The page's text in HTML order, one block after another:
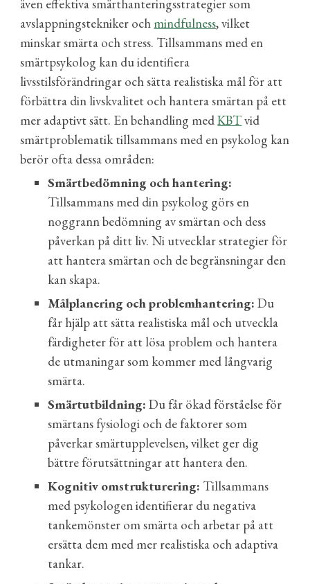
även effektiva smärthanteringsstrategier som
avslappningstekniker och mindfulness, vilket
minskar smärta och stress. Tillsammans med en
smärtpsykolog kan du identifiera
livsstilsförändringar och sätta realistiska mål för att
förbättra din livskvalitet och hantera smärtan på ett
mer adaptivt sätt. En behandling medKBTvid
smärtproblematik tillsammans med en psykolog kan
berör ofta dessa områden:
Smärtbedömning och hantering:
Tillsammans med din psykolog görs en
noggrann bedömning av smärtan och dess
påverkan på ditt liv. Ni utvecklar strategier för
att hantera smärtan och de begränsningar den
kan skapa.
Målplanering och problemhantering: Du
får hjälp att sätta realistiska mål och utveckla
färdigheter för att lösa problem och hantera
de utmaningar som kommer med långvarig
smärta.
Smärtutbildning: Du får ökad förståelse för
smärtans fysiologi och de faktorer som
påverkar smärtupplevelsen, vilket ger dig
bättre förutsättningar att hantera den.
Kognitiv omstrukturering: Tillsammans
med psykologen identifierar du negativa
tankemönster om smärta och arbetar på att
ersätta dem med mer realistiska och adaptiva
tankar.